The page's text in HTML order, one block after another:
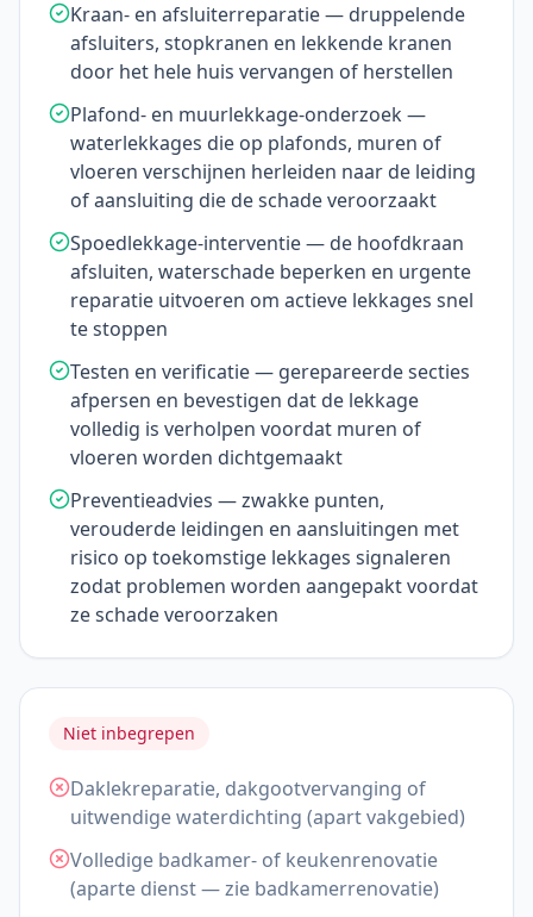
Kraan- en afsluiterreparatie — druppelende
afsluiters, stopkranen en lekkende kranen
door het hele huis vervangen of herstellen
Plafond- en muurlekkage-onderzoek —
waterlekkages die op plafonds, muren of
vloeren verschijnen herleiden naar de leiding
of aansluiting die de schade veroorzaakt
Spoedlekkage-interventie — de hoofdkraan
afsluiten, waterschade beperken en urgente
reparatie uitvoeren om actieve lekkages snel
te stoppen
Testen en verificatie — gerepareerde secties
afpersen en bevestigen dat de lekkage
volledig is verholpen voordat muren of
vloeren worden dichtgemaakt
Preventieadvies — zwakke punten,
verouderde leidingen en aansluitingen met
risico op toekomstige lekkages signaleren
zodat problemen worden aangepakt voordat
ze schade veroorzaken
Niet inbegrepen
Daklekreparatie, dakgootvervanging of
uitwendige waterdichting (apart vakgebied)
Volledige badkamer- of keukenrenovatie
(aparte dienst — zie badkamerrenovatie)